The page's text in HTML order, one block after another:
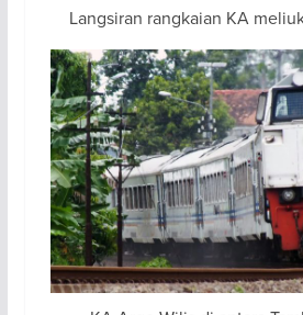
Langsiran rangkaian KA